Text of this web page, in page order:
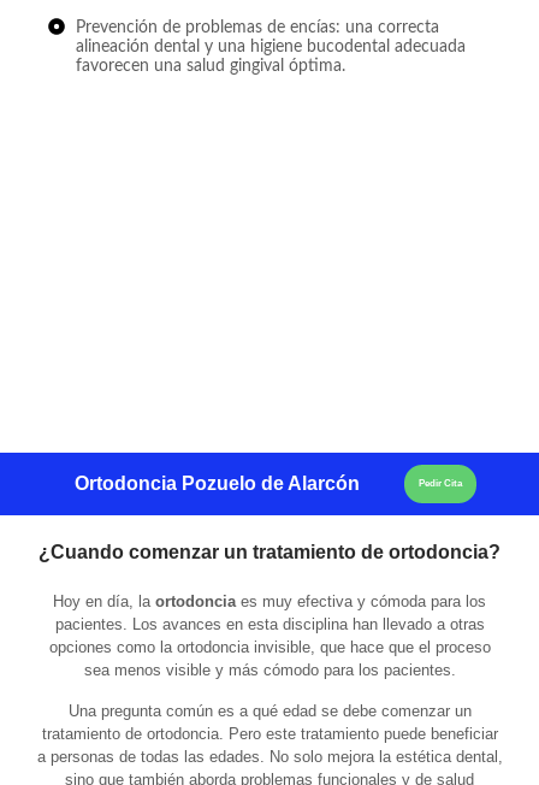
Prevención de problemas de encías: una correcta
alineación dental y una higiene bucodental adecuada
favorecen una salud gingival óptima.
Ortodoncia Pozuelo de Alarcón Pedir Cita
¿Cuando comenzar un tratamiento de ortodoncia?
Hoy en día, la ortodonciaes muy efectiva y cómoda para los
pacientes. Los avances en esta disciplina han llevado a otras
opciones como la ortodoncia invisible, que hace que el proceso
sea menos visible y más cómodo para los pacientes.
Una pregunta común es a qué edad se debe comenzar un
tratamiento de ortodoncia. Pero este tratamiento puede beneficiar
a personas de todas las edades. No solo mejora la estética dental,
sino que también aborda problemas funcionales y de salud